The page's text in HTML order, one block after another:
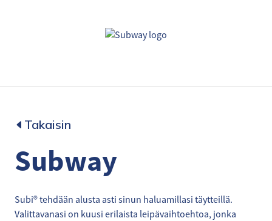
Takaisin
Subway
Subi® tehdään alusta asti sinun haluamillasi täytteillä.
Valittavanasi on kuusi erilaista leipävaihtoehtoa, jonka